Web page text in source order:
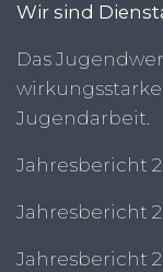
Wir sind
Das
Jugendarbeit.
Jahresbericht
Jahresbericht
Jahresbericht